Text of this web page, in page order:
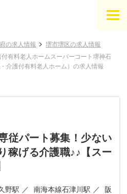
の求人情報
堺市堺区の求人情報
有料老人ホームスーパーコート堺神石
介護付有料老人ホーム）の求人情報
従パート募集！少ない
稼げる介護職♪♪【スー
野駅 南海本線石津川駅
阪